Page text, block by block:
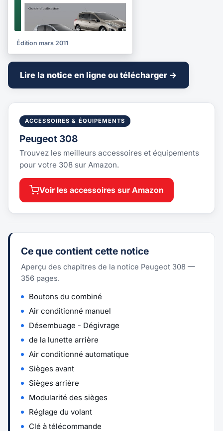
NOTICE
2011
Édition mars 2011
Lire la notice en ligne ou télécharger →
ACCESSOIRES & ÉQUIPEMENTS
Peugeot 308
Trouvez les meilleurs accessoires et équipements
pour votre 308 sur Amazon.
Voir les accessoires sur Amazon
Ce que contient cette notice
Aperçu des chapitres de la notice Peugeot 308 —
356 pages.
Boutons du combiné
Air conditionné manuel
Désembuage - Dégivrage
de la lunette arrière
Air conditionné automatique
Sièges avant
Sièges arrière
Modularité des sièges
Réglage du volant
Clé à télécommande